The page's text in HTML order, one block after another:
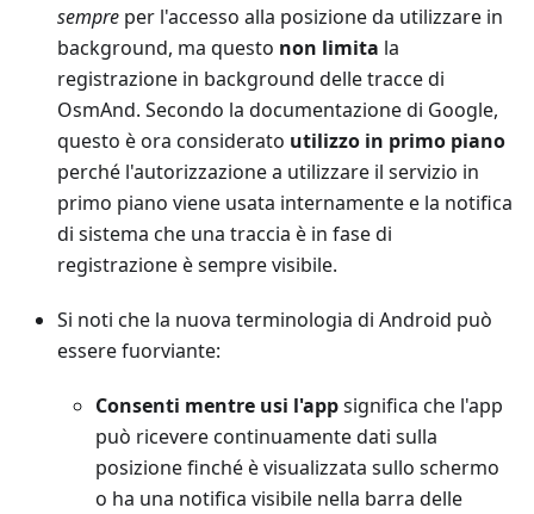
sempre per l'accesso alla posizione da utilizzare in
background, ma questo non limita la
registrazione in background delle tracce di
OsmAnd. Secondo la documentazione di Google,
questo è ora considerato utilizzo in primo piano
perché l'autorizzazione a utilizzare il servizio in
primo piano viene usata internamente e la notifica
di sistema che una traccia è in fase di
registrazione è sempre visibile.
Si noti che la nuova terminologia di Android può
essere fuorviante:
Consenti mentre usi l'appsignifica che l'app
può ricevere continuamente dati sulla
posizione finché è visualizzata sullo schermo
o ha una notifica visibile nella barra delle